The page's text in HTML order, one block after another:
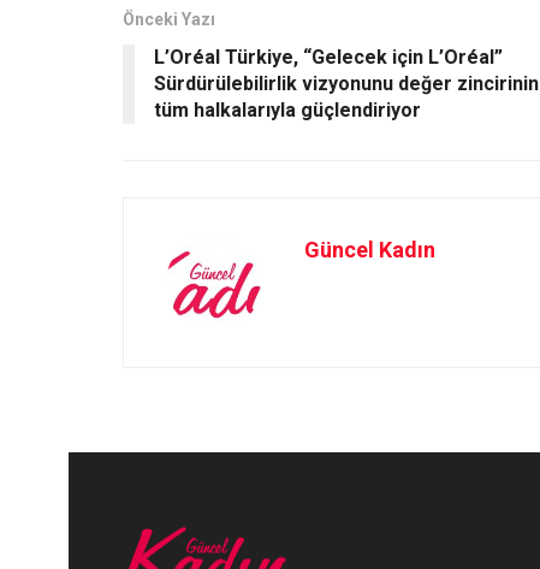
o
k
n
Önceki Yazı
L’Oréal Türkiye, “Gelecek için L’Oréal”
Sürdürülebilirlik vizyonunu değer zincirinin
tüm halkalarıyla güçlendiriyor
Güncel Kadın